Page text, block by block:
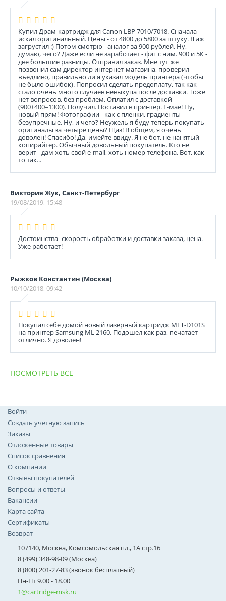
Купил Драм-картридж для Canon LBP 7010/7018. Сначала
искал оригинальный. Цены - от 4800 до 5800 за штуку. Я аж
загрустил :) Потом смотрю - аналог за 900 рублей. Ну,
думаю, чего? Даже если не заработает - фиг с ним. 900 и 5К -
две большие разницы. Отправил заказ. Мне тут же
позвонил сам директор интернет-магазина, проверил
въедливо, правильно ли я указал модель принтера (чтобы
не было ошибок). Попросил сделать предоплату, так как
стало очень много случаев невыкупа после доставки. Тоже
нет вопросов, без проблем. Оплатил с доставкой
(900+400=1300). Получил. Поставил в принтер. Ё-маё! Ну,
новый прям! Фотографии - как с пленки, градиенты
безупречные. Ну, и чего? Неужель я буду теперь покупать
оригиналы за четыре цены? Щаз! В общем, я очень
доволен! Спасибо! Да, имейте ввиду. Я не бот, не нанятый
копирайтер. Обычный довольный покупатель. Кто не
верит - дам хоть свой e-mail, хоть номер телефона. Вот, как-
то так...
Виктория Жук, Санкт-Петербург
19/08/2019, 15:48
Достоинства -скорость обработки и доставки заказа, цена.
Уже работает!
Рыжков Константин (Москва)
10/10/2018, 09:42
Покупал себе домой новый лазерный картридж MLT-D101S
на принтер Sаmsung ML 2160. Подошел как раз, печатает
отлично. Я доволен!
ПОСМОТРЕТЬ ВСЕ
Войти
Создать учетную запись
Заказы
Отложенные товары
Список сравнения
О компании
Отзывы покупателей
Вопросы и ответы
Вакансии
Карта сайта
Сертификаты
Возврат
107140, Москва, Комсомольская пл., 1А стр.16
8 (499) 348-98-09 (Москва)
8 (800) 201-27-83 (звонок бесплатный)
Пн-Пт 9.00 - 18.00
1@cartridge-msk.ru